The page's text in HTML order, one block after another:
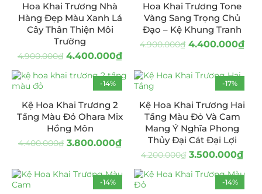
Hoa Khai Trương Nhà
Hàng Đẹp Màu Xanh Lá
Cây Thân Thiện Môi
Trường
4.900.000₫ 4.400.000₫
Hoa Khai Trương Tone
Vàng Sang Trọng Chủ
Đạo – Kệ Khung Tranh
4.900.000₫ 4.400.000₫
-14%
Kệ Hoa Khai Trương 2
Tầng Màu Đỏ Ohara Mix
Hồng Môn
4.400.000₫ 3.800.000₫
-17%
Kệ Hoa Khai Trương Hai
Tầng Màu Đỏ Và Cam
Mang Ý Nghĩa Phong
Thủy Đại Cát Đại Lợi
4.200.000₫ 3.500.000₫
-14% -14%